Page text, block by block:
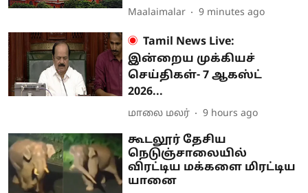
Maalaimalar 9 minutes ago
Tamil News Live:
இன்றைய முக்கியச்
செய்திகள்- 7 ஆகஸ்ட்
2026...
மாலை மலர் 9 hours ago
கூடலூர் தேசிய
நெடுஞ்சாலையில்
விரட்டிய மக்களை மிரட்டிய
யானை